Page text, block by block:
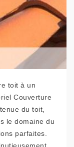
toit à un
Couverture
du toit,
le domaine du
parfaites.